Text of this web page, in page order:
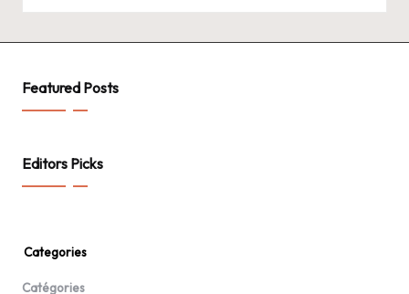
Featured Posts
Editors Picks
Categories
Catégories